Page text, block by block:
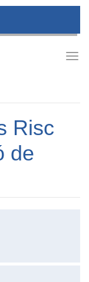
Risc
de